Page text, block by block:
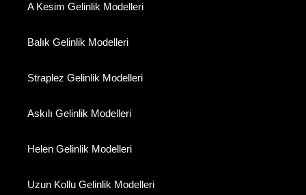
A Kesim Gelinlik Modelleri
Balık Gelinlik Modelleri
Straplez Gelinlik Modelleri
Askılı Gelinlik Modelleri
Helen Gelinlik Modelleri
Uzun Kollu Gelinlik Modelleri